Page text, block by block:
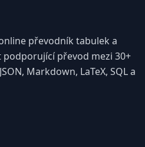
převodník tabulek a
převod mezi 30+
Markdown, LaTeX, SQL a